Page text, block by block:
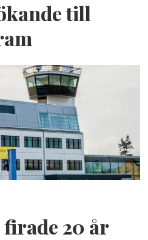
till
firade 20 år